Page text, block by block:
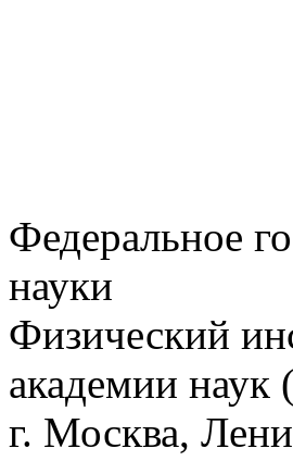
Федеральное
науки
Физический
академии наук (
г. Москва,